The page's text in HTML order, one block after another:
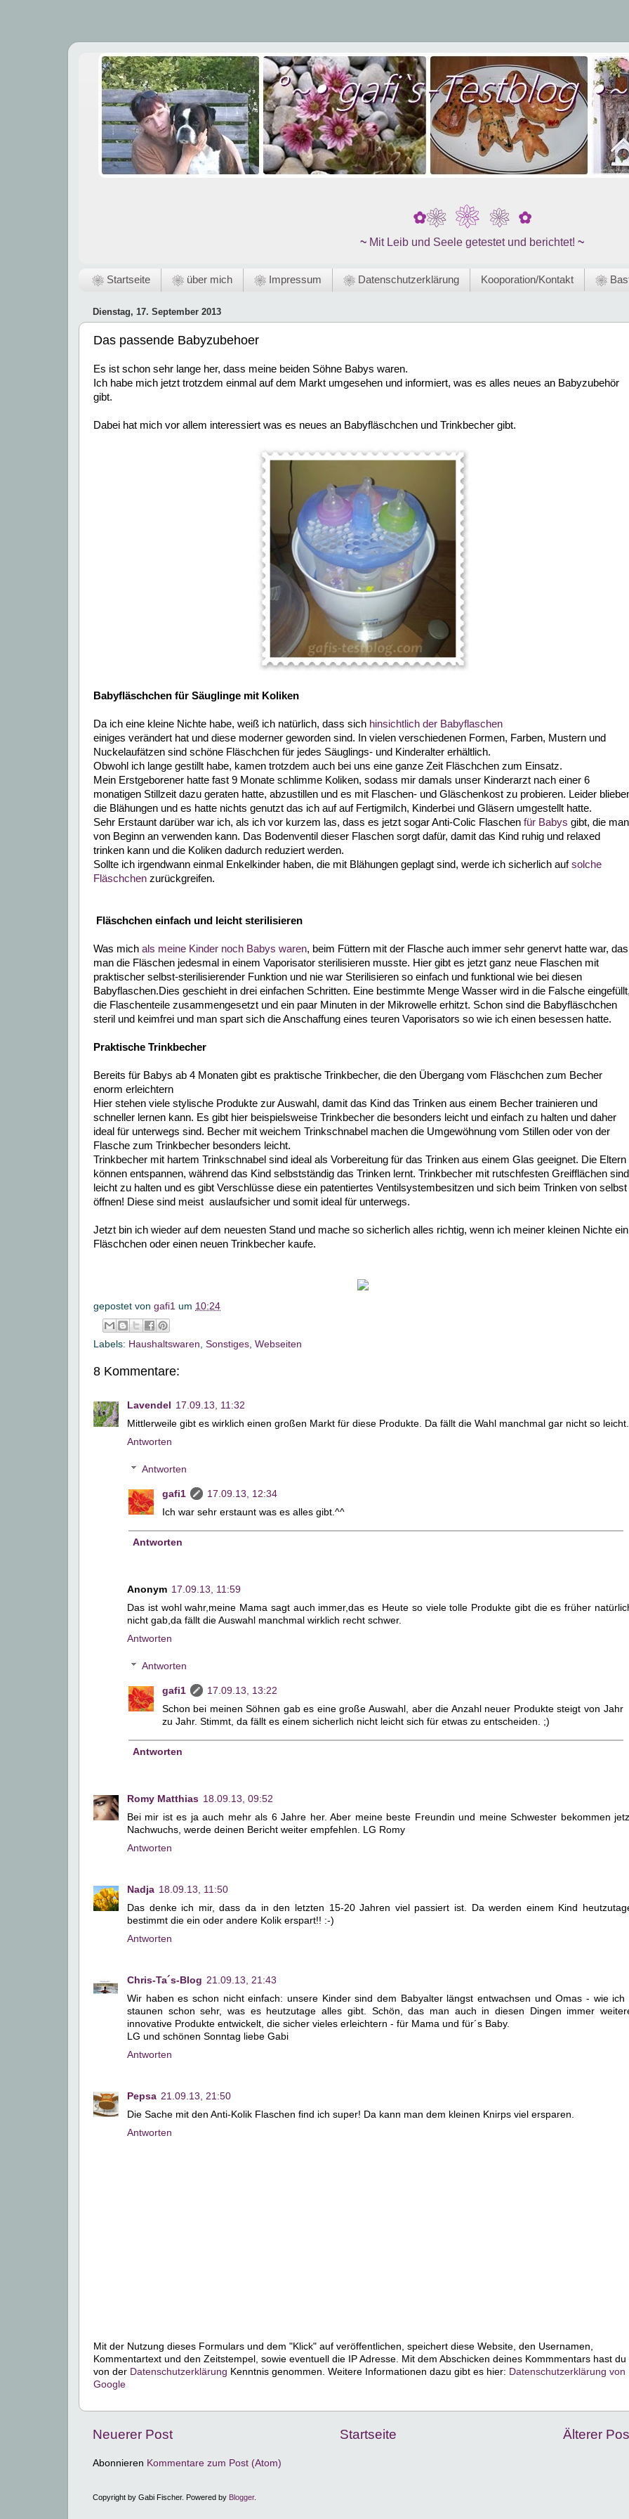
✿❀ ❀ ❀ ✿
~ Mit Leib und Seele getestet und berichtet! ~
❀ Startseite ❀ über mich ❀ Impressum ❀ Datenschutzerklärung Kooporation/Kontakt ❀
Dienstag, 17. September 2013
Das passende Babyzubehoer
Es ist schon sehr lange her, dass meine beiden Söhne Babys waren.
Ich habe mich jetzt trotzdem einmal auf dem Markt umgesehen und informiert, was es alles neues an Babyzubehör
gibt.
Dabei hat mich vor allem interessiert was es neues an Babyfläschchen und Trinkbecher gibt.
Babyfläschchen für Säuglinge mit Koliken
Da ich eine kleine Nichte habe, weiß ich natürlich, dass sich hinsichtlich der Babyflaschen
einiges verändert hat und diese moderner geworden sind. In vielen verschiedenen Formen, Farben, Mustern und
Nuckelaufätzen sind schöne Fläschchen für jedes Säuglings- und Kinderalter erhältlich.
Obwohl ich lange gestillt habe, kamen trotzdem auch bei uns eine ganze Zeit Fläschchen zum Einsatz.
Mein Erstgeborener hatte fast 9 Monate schlimme Koliken, sodass mir damals unser Kinderarzt nach einer 6
monatigen Stillzeit dazu geraten hatte, abzustillen und es mit Flaschen- und Gläschenkost zu probieren. Leider
die Blähungen und es hatte nichts genutzt das ich auf auf Fertigmilch, Kinderbei und Gläsern umgestellt hatte.
Sehr Erstaunt darüber war ich, als ich vor kurzem las, dass es jetzt sogar Anti-Colic Flaschen für Babys gibt, die man
von Beginn an verwenden kann. Das Bodenventil dieser Flaschen sorgt dafür, damit das Kind ruhig und relaxed
trinken kann und die Koliken dadurch reduziert werden.
Sollte ich irgendwann einmal Enkelkinder haben, die mit Blähungen geplagt sind, werde ich sicherlich aufsolche
Fläschchen zurückgreifen.
Fläschchen einfach und leicht sterilisieren
Was mich als meine Kinder noch Babys waren, beim Füttern mit der Flasche auch immer sehr genervt hatte war, das
man die Fläschen jedesmal in einem Vaporisator sterilisieren musste. Hier gibt es jetzt ganz neue Flaschen mit
praktischer selbst-sterilisierender Funktion und nie war Sterilisieren so einfach und funktional wie bei diesen
Babyflaschen.Dies geschieht in drei einfachen Schritten. Eine bestimmte Menge Wasser wird in die Falsche
die Flaschenteile zusammengesetzt und ein paar Minuten in der Mikrowelle erhitzt. Schon sind die Babyfläschchen
steril und keimfrei und man spart sich die Anschaffung eines teuren Vaporisators so wie ich einen besessen hatte.
Praktische Trinkbecher
Bereits für Babys ab 4 Monaten gibt es praktische Trinkbecher, die den Übergang vom Fläschchen zum Becher
enorm erleichtern
Hier stehen viele stylische Produkte zur Auswahl, damit das Kind das Trinken aus einem Becher trainieren und
schneller lernen kann. Es gibt hier beispielsweise Trinkbecher die besonders leicht und einfach zu halten und daher
ideal für unterwegs sind. Becher mit weichem Trinkschnabel machen die Umgewöhnung vom Stillen oder von der
Flasche zum Trinkbecher besonders leicht.
Trinkbecher mit hartem Trinkschnabel sind ideal als Vorbereitung für das Trinken aus einem Glas geeignet. Die Eltern
können entspannen, während das Kind selbstständig das Trinken lernt. Trinkbecher mit rutschfesten Greifflächen sind
leicht zu halten und es gibt Verschlüsse diese ein patentiertes Ventilsystembesitzen und sich beim Trinken von selbst
öffnen! Diese sind meist auslaufsicher und somit ideal für unterwegs.
Jetzt bin ich wieder auf dem neuesten Stand und mache so sicherlich alles richtig, wenn ich meiner kleinen Nichte ein
Fläschchen oder einen neuen Trinkbecher kaufe.
gepostet von gafi1 um 10:24
Labels: Haushaltswaren Sonstiges Webseiten
8 Kommentare:
Lavendel
17.09.13, 11:32
Mittlerweile gibt es wirklich einen großen Markt für diese Produkte. Da fällt die Wahl manchmal gar nicht so leicht.
Antworten
Antworten
gafi1
17.09.13, 12:34
Ich war sehr erstaunt was es alles gibt.^^
Antworten
Anonym 17.09.13, 11:59
Das ist wohl wahr,meine Mama sagt auch immer,das es Heute so viele tolle Produkte gibt die es früher
nicht gab,da fällt die Auswahl manchmal wirklich recht schwer.
Antworten
Antworten
gafi1
17.09.13, 13:22
Schon bei meinen Söhnen gab es eine große Auswahl, aber die Anzahl neuer Produkte steigt von Jahr
zu Jahr. Stimmt, da fällt es einem sicherlich nicht leicht sich für etwas zu entscheiden. ;)
Antworten
Romy Matthias 18.09.13, 09:52
Bei mir ist es ja auch mehr als 6 Jahre her. Aber meine beste Freundin und meine Schwester bekommen
Nachwuchs, werde deinen Bericht weiter empfehlen. LG Romy
Antworten
Nadja 18.09.13, 11:50
Das denke ich mir, dass da in den letzten 15-20 Jahren viel passiert ist. Da werden einem Kind
bestimmt die ein oder andere Kolik erspart!! :-)
Antworten
Chris-Ta´s-Blog 21.09.13, 21:43
Wir haben es schon nicht einfach: unsere Kinder sind dem Babyalter längst entwachsen und Omas - wie ich
staunen schon sehr, was es heutzutage alles gibt. Schön, das man auch in diesen Dingen immer
innovative Produkte entwickelt, die sicher vieles erleichtern - für Mama und für´s Baby.
LG und schönen Sonntag liebe Gabi
Antworten
Pepsa 21.09.13, 21:50
Die Sache mit den Anti-Kolik Flaschen find ich super! Da kann man dem kleinen Knirps viel ersparen.
Antworten
Mit der Nutzung dieses Formulars und dem "Klick" auf veröffentlichen, speichert diese Website, den Usernamen,
Kommentartext und den Zeitstempel, sowie eventuell die IP Adresse. Mit dem Abschicken deines Kommmentars hast du
von der Datenschutzerklärung Kenntnis genommen. Weitere Informationen dazu gibt es hier: Datenschutzerklärung von
Google
Neuerer Post Älterer
Startseite
Abonnieren Kommentare zum Post (Atom)
Copyright by Gabi Fischer. Powered by Blogger.